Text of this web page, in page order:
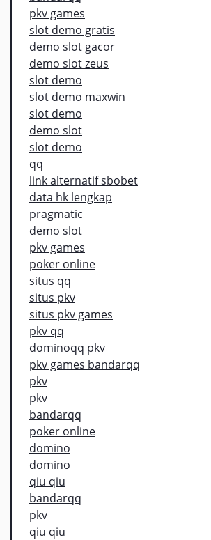
pkv games
slot demo gratis
demo slot gacor
demo slot zeus
slot demo
slot demo maxwin
slot demo
demo slot
slot demo
qq
link alternatif sbobet
data hk lengkap
pragmatic
demo slot
pkv games
poker online
situs qq
situs pkv
situs pkv games
pkv qq
dominoqq pkv
pkv games bandarqq
pkv
pkv
bandarqq
poker online
domino
domino
qiu qiu
bandarqq
pkv
qiu qiu